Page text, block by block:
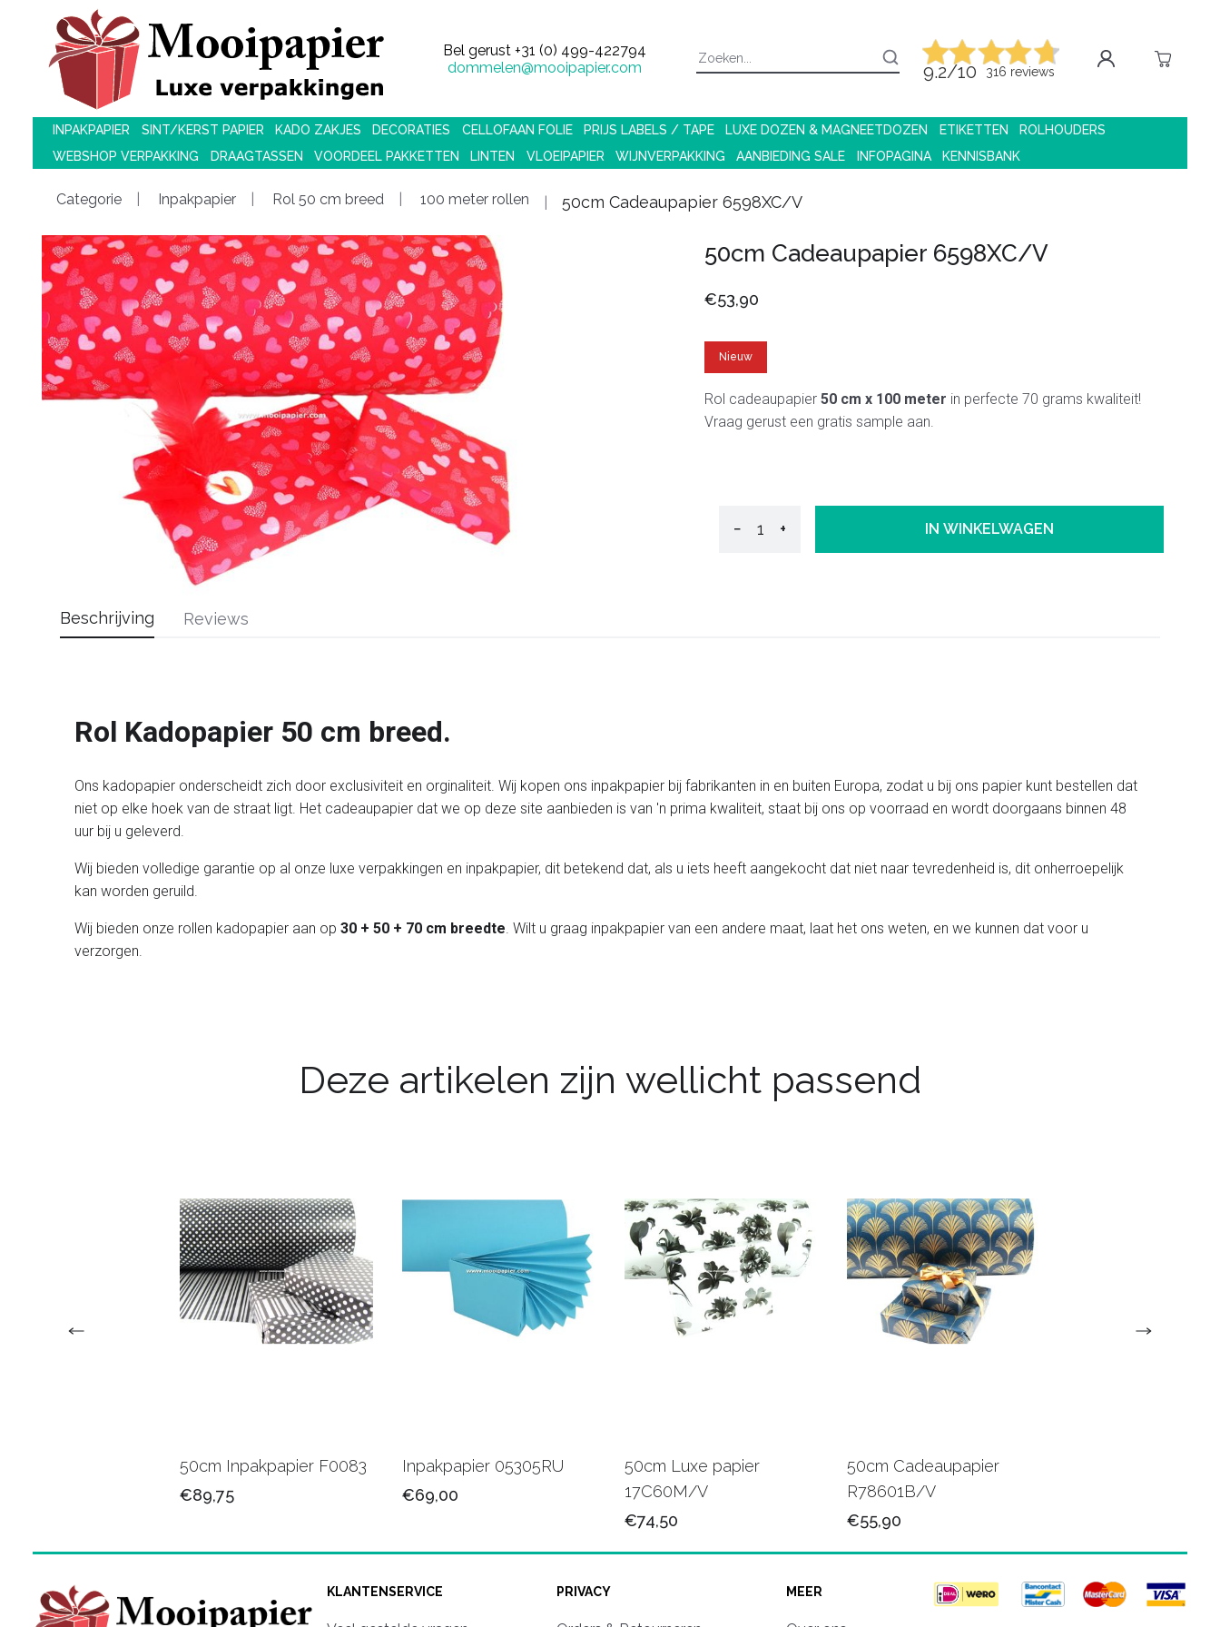
Bel gerust +31 (0) 499-422794
dommelen@mooipapier.com
9.2/10 316 reviews
INPAKPAPIER SINT/KERST PAPIER KADO ZAKJES DECORATIES CELLOFAAN FOLIE PRIJS LABELS / TAPE LUXE DOZEN & MAGNEETDOZEN ETIKETTEN
ROLHOUDERS
WEBSHOP VERPAKKING
DRAAGTASSEN VOORDEEL PAKKETTEN LINTEN VLOEIPAPIER WIJNVERPAKKING AANBIEDING SALE INFOPAGINA KENNISBANK
Categorie Inpakpapier Rol 50 cm breed 100 meter rollen 50cm Cadeaupapier 6598XC/V
50cm Cadeaupapier 6598XC/V
€53,90
Nieuw
Rol cadeaupapier 50 cm x 100 meter in perfecte 70 grams kwaliteit!
Vraag gerust een gratis sample aan.
− + IN WINKELWAGEN
Beschrijving
Rol Kadopapier 50 cm breed.
Ons kadopapier onderscheidt zich door exclusiviteit en orginaliteit. Wij kopen ons inpakpapier bij fabrikanten in en buiten Europa, zodat u bij ons papier kunt bestellen dat
niet op elke hoek van de straat ligt. Het cadeaupapier dat we op deze site aanbieden is van 'n prima kwaliteit, staat bij ons op voorraad en wordt doorgaans binnen 48
uur bij u geleverd.
Wij bieden volledige garantie op al onze luxe verpakkingen en inpakpapier, dit betekend dat, als u iets heeft aangekocht dat niet naar tevredenheid is, dit onherroepelijk
kan worden geruild.
Wij bieden onze rollen kadopapier aan op 30 + 50 + 70 cm breedte. Wilt u graag inpakpapier van een andere maat, laat het ons weten, en we kunnen dat voor u
verzorgen.
Reviews
Deze artikelen zijn wellicht passend
50cm Inpakpapier F0083
€89,75
Inpakpapier 05305RU
€69,00
50cm Luxe papier
17C60M/V
€74,50
50cm Cadeaupapier
R78601B/V
€55,90
KLANTENSERVICE PRIVACY MEER